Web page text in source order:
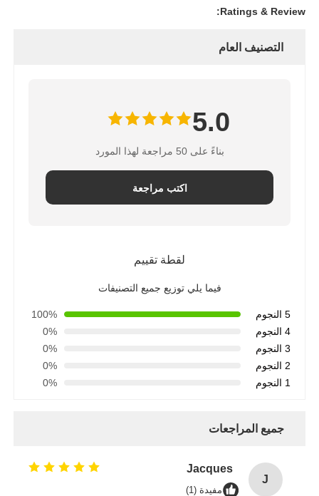
Ratings & Review:
التصنيف العام
5.0
بناءً على 50 مراجعة لهذا المورد
اكتب مراجعة
لقطة تقييم
فيما يلي توزيع جميع التصنيفات
5 النجوم
100%
4 النجوم
0%
3 النجوم
0%
2 النجوم
0%
1 النجوم
0%
جميع المراجعات
J
Jacques
مفيدة (1)